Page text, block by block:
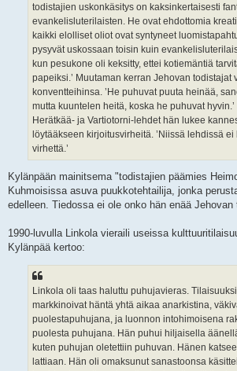
todistajien uskonkäsitys on kaksinkertaisesti
evankelisluterilaisten. He ovat ehdottomia
kaikki elolliset oliot ovat syntyneet
pysyvät uskossaan toisin kuin
kun pesukone oli keksitty, ettei kotiemäntiä
papeiksi.’ Muutaman kerran Jehovan todistajat
konventteihinsa. ’He puhuvat puuta heinää,
mutta kuuntelen heitä, koska he puhuvat
Herätkää- ja Vartiotorni-lehdet hän lukee
löytääkseen kirjoitusvirheitä. ’Niissä lehdissä
virhettä.’
Kylänpään mainitsema "todistajien päämies
Kuhmoisissa asuva puukkotehtailija, jonka
edelleen. Tiedossa ei ole onko hän enää Jehovan
1990-luvulla Linkola vieraili useissa
Kylänpää kertoo:
Linkola oli taas haluttu puhujavieras.
markkinoivat häntä yhtä aikaa anarkistina,
puolestapuhujana, ja luonnon intohimoisena
puolesta puhujana. Hän puhui hiljaisella
kuten puhujan oletettiin puhuvan. Hänen
lattiaan. Hän oli omaksunut sanastoonsa